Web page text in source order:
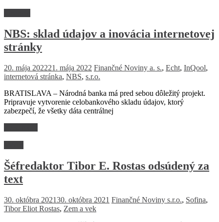
NBS: sklad údajov a inovácia internetovej
stránky
20. mája 202221. mája 2022 Finančné Noviny a. s., Echt, InQool,
internetová stránka, NBS, s.r.o.
BRATISLAVA – Národná banka má pred sebou dôležitý projekt.
Pripravuje vytvorenie celobankového skladu údajov, ktorý
zabezpečí, že všetky dáta centrálnej
Šéfredaktor Tibor E. Rostas odsúdený za
text
30. októbra 202130. októbra 2021 Finančné Noviny s.r.o., Sofina,
Tibor Eliot Rostas, Zem a vek